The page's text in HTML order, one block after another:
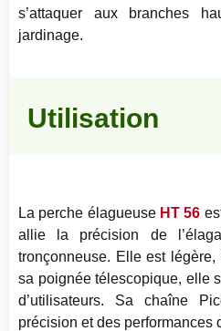
s’attaquer aux branches
jardinage.
Utilisation
La perche élagueuse HT 56
allie la précision de
tronçonneuse. Elle est
sa poignée télescopique, elle
d’utilisateurs. Sa chaîne
précision et des performances